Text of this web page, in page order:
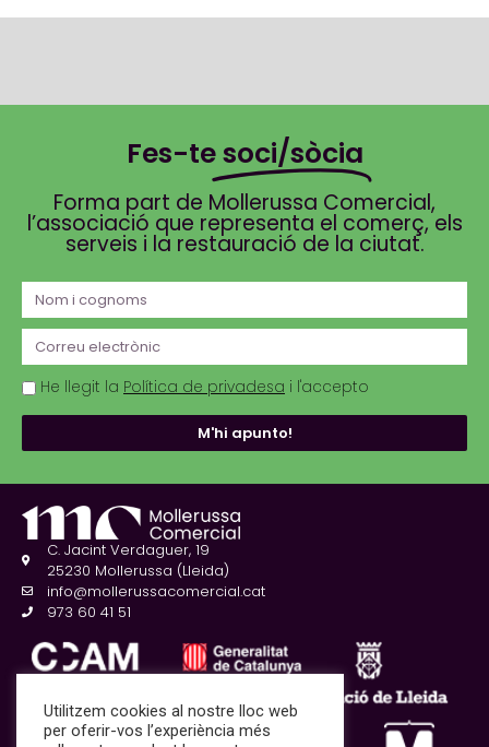
Fes-tesoci/sòcia
Forma part de Mollerussa Comercial,
l’associació que representa el comerç, els
serveis i la restauració de la ciutat.
He llegit la Política de privadesa i l'accepto
M'hi apunto!
C. Jacint Verdaguer, 19
25230 Mollerussa (Lleida)
info@mollerussacomercial.cat
973 60 41 51
Utilitzem cookies al nostre lloc web
per oferir-vos l’experiència més